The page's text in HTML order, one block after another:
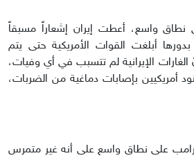
واسع، أعطت إيران إشعاراً مسبقاً
أبلغت القوات الأمريكية حتى يتم
الإيرانية لم تتسبب في أي وفيات،
تم تشخيص 109 جنود أمريكيين بإصابات دماغية من الضربات،
على نطاق واسع على أنه غير متمرس